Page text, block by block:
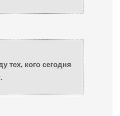
тех, кого сегодня